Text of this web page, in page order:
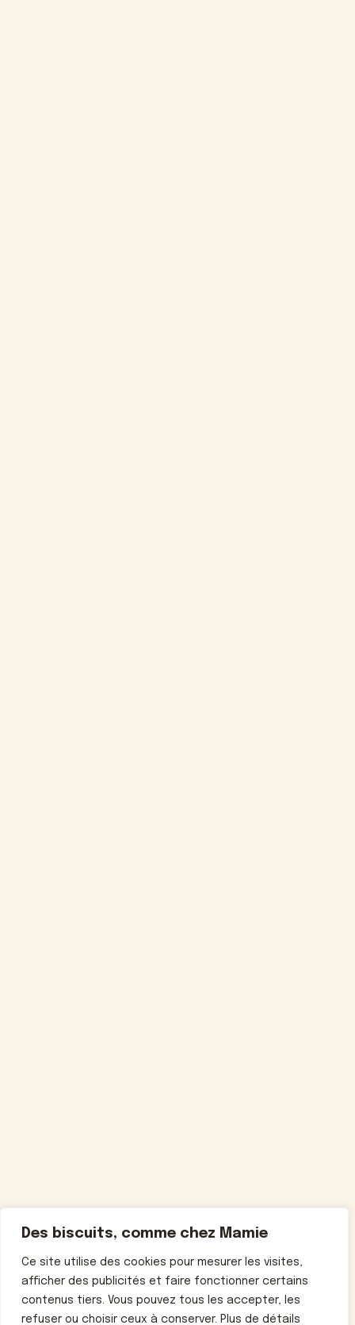
Des biscuits, comme chez Mamie
Ce site utilise des cookies pour mesurer les visites,
afficher des publicités et faire fonctionner certains
contenus tiers. Vous pouvez tous les accepter, les
refuser ou choisir ceux à conserver. Plus de détails